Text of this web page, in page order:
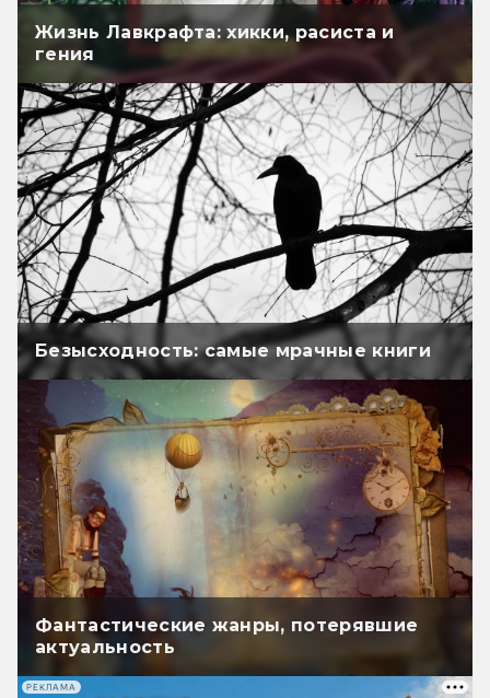
Жизнь Лавкрафта: хикки, расиста и
гения
Безысходность: самые мрачные книги
Фантастические жанры, потерявшие
актуальность
РЕКЛАМА